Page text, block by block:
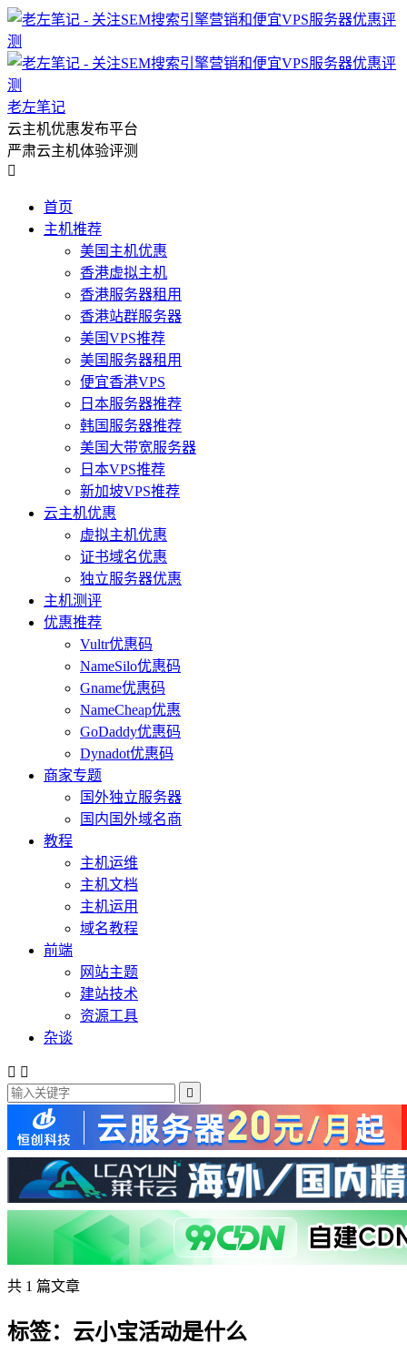
老左笔记
云主机优惠发布平台
严肃云主机体验评测

首页
主机推荐
美国主机优惠
香港虚拟主机
香港服务器租用
香港站群服务器
美国VPS推荐
美国服务器租用
便宜香港VPS
日本服务器推荐
韩国服务器推荐
美国大带宽服务器
日本VPS推荐
新加坡VPS推荐
云主机优惠
虚拟主机优惠
证书域名优惠
独立服务器优惠
主机测评
优惠推荐
Vultr优惠码
NameSilo优惠码
Gname优惠码
NameCheap优惠
GoDaddy优惠码
Dynadot优惠码
商家专题
国外独立服务器
国内国外域名商
教程
主机运维
主机文档
主机运用
域名教程
前端
网站主题
建站技术
资源工具
杂谈
 

共 1 篇文章
标签：云小宝活动是什么